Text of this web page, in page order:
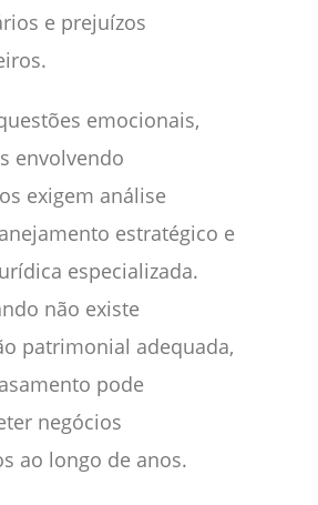
e prejuízos
emocionais,
envolvendo
exigem análise
estratégico e
especializada.
não existe
patrimonial adequada,
pode
negócios
ao longo de anos.